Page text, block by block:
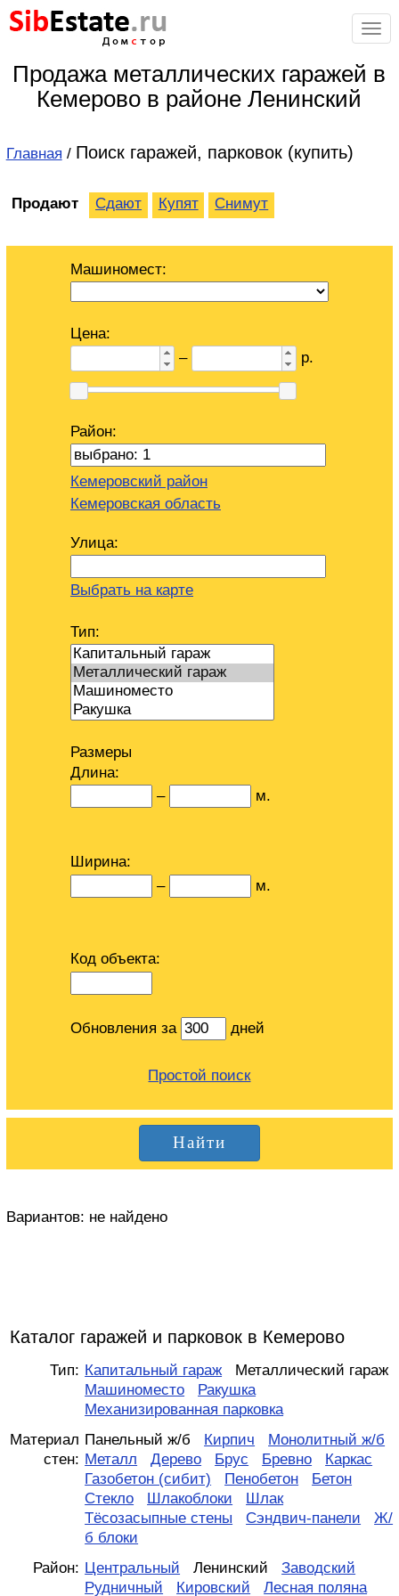
SibEstate.ru
стор
Продажа металлических гаражей в
Кемерово в районе Ленинский
Главная / Поиск гаражей, парковок (купить)
Продают Сдают Купят Снимут
Машиномест:
Цена:
–
р.
Район:
Кемеровский район
Кемеровская область
Улица:
Выбрать на карте
Тип:
Размеры
Длина:
–
м.
Ширина:
–
м.
Код объекта:
Обновления за дней
Простой поиск
Вариантов: не найдено
Каталог гаражей и парковок в Кемерово
Тип: Капитальный гараж
Металлический гараж
Машиноместо
Ракушка
Механизированная парковка
Материал
стен:
Панельный ж/б Кирпич
Монолитный ж/б
Металл
Дерево Брус Бревно
Каркас
Газобетон (сибит)
Пенобетон
Бетон
Стекло
Шлакоблоки
Шлак
Тёсозасыпные стены
Сэндвич-панели
Ж/
б блоки
Район: Центральный Ленинский
Заводский
Рудничный
Кировский Лесная поляна